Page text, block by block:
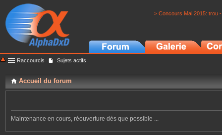
> Concours Mai 2015: trou
Raccourcis Sujets actifs
Accueil du forum
Maintenance en cours, réouverture dès que possible ...